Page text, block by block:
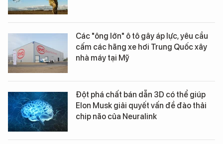
Các "ông lớn" ô tô gây áp lực, yêu cầu
cấm các hãng xe hơi Trung Quốc xây
nhà máy tại Mỹ
Đột phá chất bán dẫn 3D có thể giúp
Elon Musk giải quyết vấn đề đào thải
chip não của Neuralink